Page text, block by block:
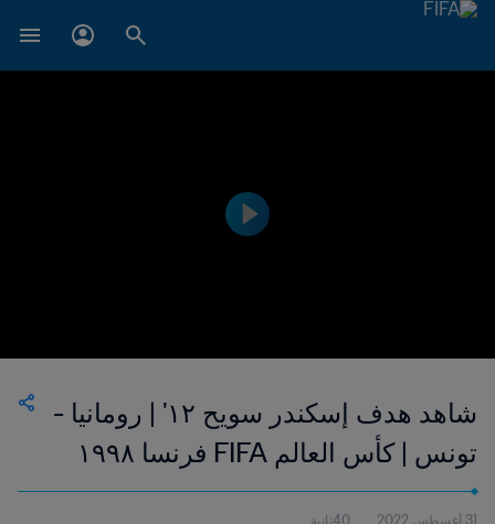
شاهد هدف إسكندر سويح ١٢' | رومانيا -
تونس | كأس العالم FIFA فرنسا ١٩٩٨
31 أغسطس 2022 40ثانية